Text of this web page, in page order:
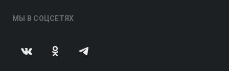
МЫ В СОЦСЕТЯХ